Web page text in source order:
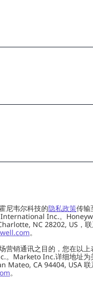
尼韦尔科技的隐私政策传输
International Inc.。
NC 28202, US，联
。
营销通讯之目的，您在以
。Marketo Inc.详细地址
Mateo, CA 94404, USA 联
。